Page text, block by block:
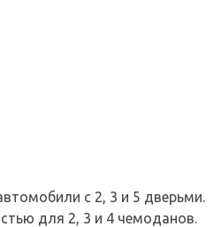
с 2, 3 и 5 дверьми.
для 2, 3 и 4 чемоданов.